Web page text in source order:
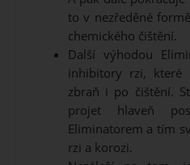
to v nezředěné
chemického čištění.
Další výhodou
inhibitory rzi, které
zbraň i po čištění.
projet hlaveň
Eliminatorem a tím
rzi a korozi.